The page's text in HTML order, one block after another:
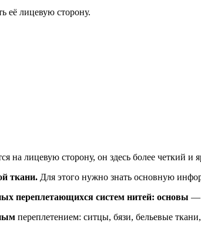
её лицевую сторону.
на лицевую сторону, он здесь более четкий и
ткани. Для этого нужно знать основную
переплетающихся систем нитей: основы —
переплетением: ситцы, бязи, бельевые